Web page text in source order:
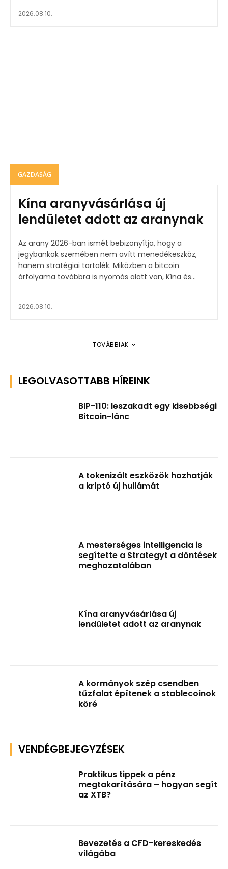
2026.08.10.
GAZDASÁG
Kína aranyvásárlása új
lendületet adott az aranynak
Az arany 2026-ban ismét bebizonyítja, hogy a
jegybankok szemében nem avítt menedékeszköz,
hanem stratégiai tartalék. Miközben a bitcoin
árfolyama továbbra is nyomás alatt van, Kína és...
2026.08.10.
TOVÁBBIAK
LEGOLVASOTTABB HÍREINK
BIP-110: leszakadt egy kisebbségi
Bitcoin-lánc
A tokenizált eszközök hozhatják
a kriptó új hullámát
A mesterséges intelligencia is
segítette a Strategyt a döntések
meghozatalában
Kína aranyvásárlása új
lendületet adott az aranynak
A kormányok szép csendben
tűzfalat építenek a stablecoinok
köré
VENDÉGBEJEGYZÉSEK
Praktikus tippek a pénz
megtakarítására – hogyan segít
az XTB?
Bevezetés a CFD-kereskedés
világába